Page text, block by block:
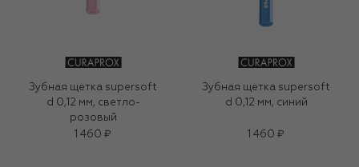
Зубная щетка supersoft
d 0,12 мм, светло-
розовый
1 460 ₽
Зубная щетка supersoft
d 0,12 мм, синий
1 460 ₽